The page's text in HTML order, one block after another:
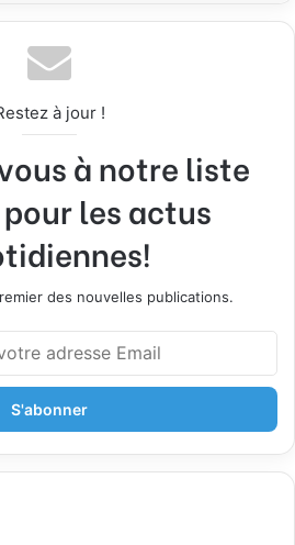
à jour !
à notre liste
les actus
des nouvelles publications.